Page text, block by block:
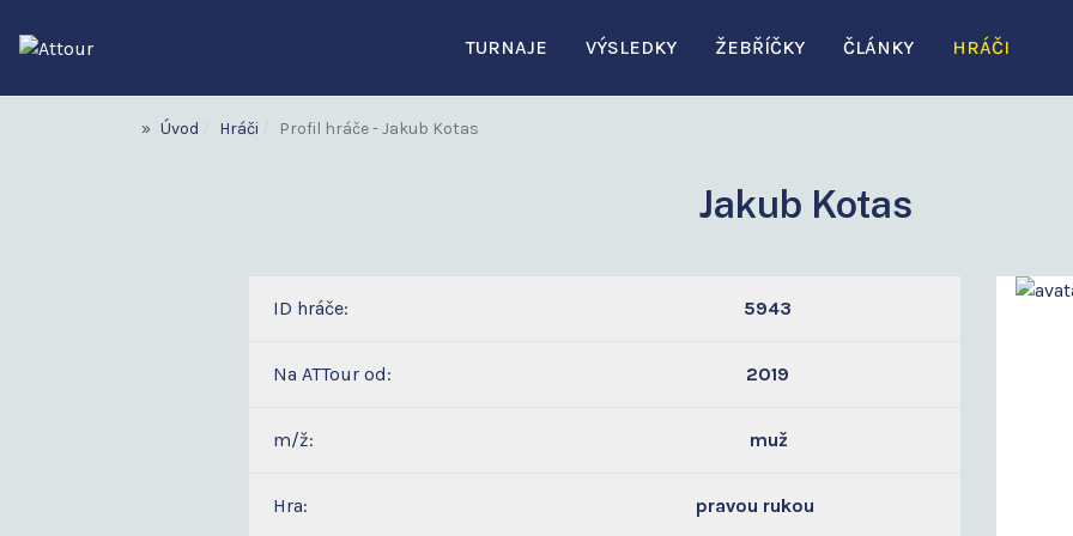
TURNAJE VÝSLEDKY ŽEBŘÍČKY ČLÁNKY HRÁČI
Úvod Hráči Profil hráče - Jakub Kotas
Jakub Kotas
ID hráče: 5943
Na ATTour od: 2019
m/ž: muž
Hra: pravou rukou